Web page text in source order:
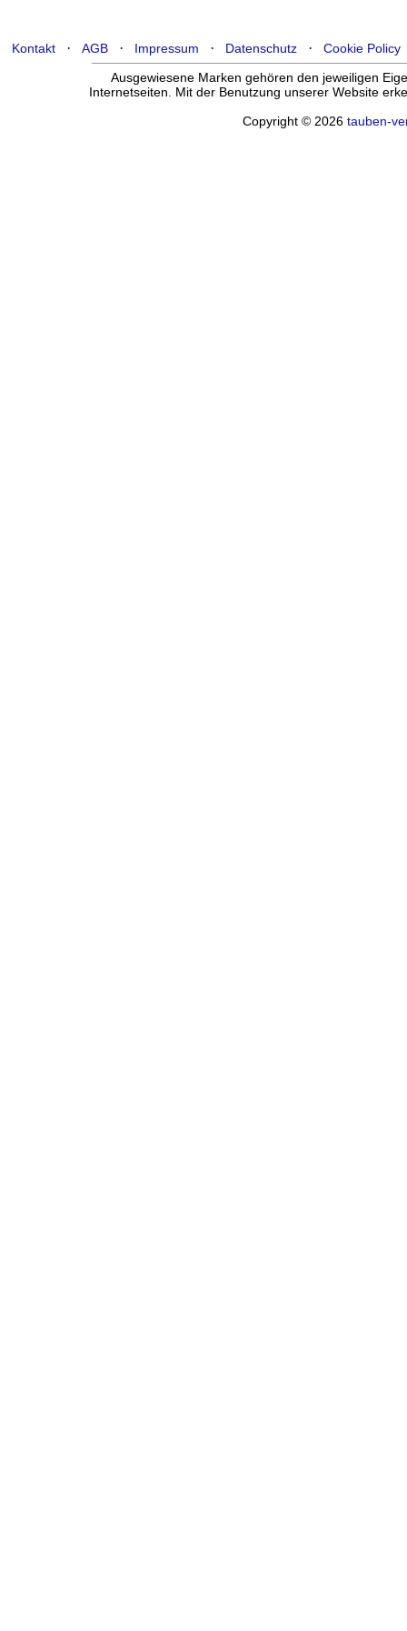
Kontakt· AGB· Impressum · Datenschutz· Cookie Policy
Ausgewiesene Marken gehören den jeweiligen
Internetseiten. Mit der Benutzung unserer Website
Copyright © 2026 tauben-